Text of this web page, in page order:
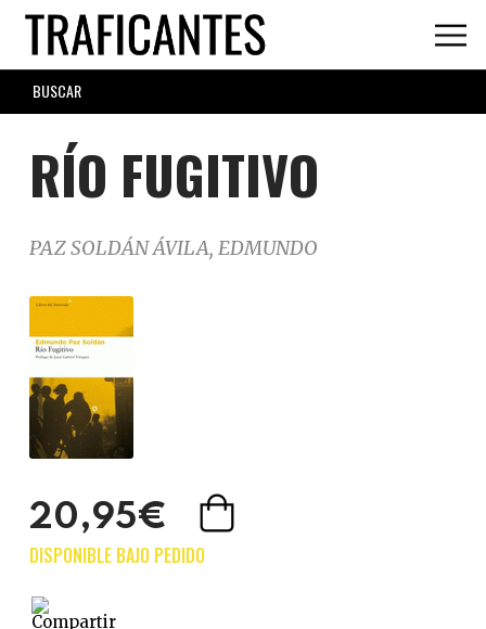
Skip
main
content
SEARCH
FORM
RÍO FUGITIVO
PAZ SOLDÁN ÁVILA, EDMUNDO
20,95€